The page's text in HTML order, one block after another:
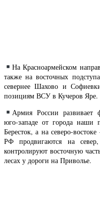
На Красноармейском
также на восточных
севернее Шахово и
позициям ВСУ в Кучеров Яре.
Армия России развивает
юго-западе от города наши
Бересток, а на северо-
РФ продвигаются на
контролируют восточную
лесах у дороги на Приволье.